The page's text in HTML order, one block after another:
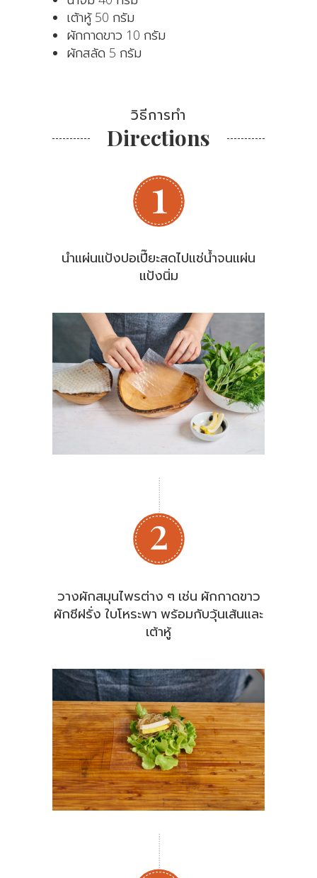
เต้าหู้ 50 กรัม
ผักกาดขาว 10 กรัม
ผักสลัด 5 กรัม
วิธีการทำ
Directions
นำแผ่นแป้งปอเปี๊ยะสดไปแช่น้ำจนแผ่น
แป้งนิ่ม
วางผักสมุนไพรต่าง ๆ เช่น ผักกาดขาว
ผักชีฝรั่ง ใบโหระพา พร้อมกับวุ้นเส้นและ
เต้าหู้